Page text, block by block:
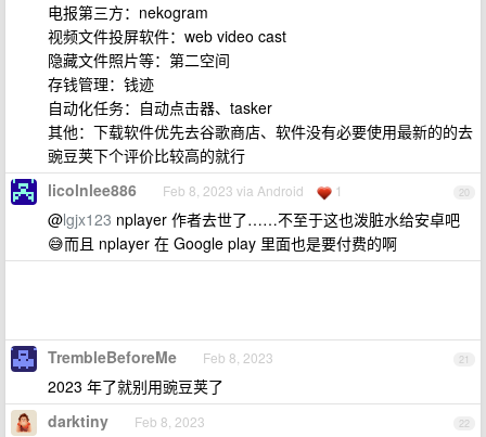
电报第三方：nekogram
视频文件投屏软件：web video cast
隐藏文件照片等：第二空间
存钱管理：钱迹
自动化任务：自动点击器、tasker
其他：下载软件优先去谷歌商店、软件没有必要使用最新的的去
豌豆荚下个评价比较高的就行
20
licolnlee886 Feb 8, 2023 via Android 1
@lgjx123 nplayer 作者去世了……不至于这也泼脏水给安卓吧
😅而且 nplayer 在 Google play 里面也是要付费的啊
21
TrembleBeforeMe Feb 8, 2023
2023 年了就别用豌豆荚了
22
darktiny Feb 8, 2023